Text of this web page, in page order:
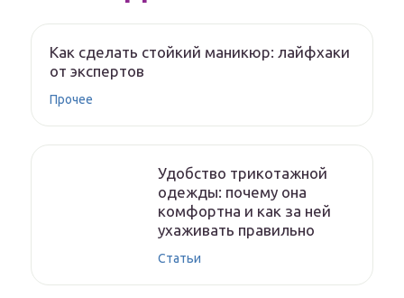
Как сделать стойкий маникюр: лайфхаки
от экспертов
Прочее
Удобство трикотажной
одежды: почему она
комфортна и как за ней
ухаживать правильно
Статьи